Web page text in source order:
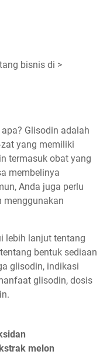
bisnis di >
Glisodin adalah
yang memiliki
termasuk obat yang
membelinya
Anda juga perlu
menggunakan
lebih lanjut tentang
bentuk sediaan
glisodin, indikasi
glisodin, dosis
melon